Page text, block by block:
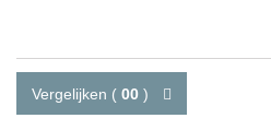
Vergelijken ( 00 )